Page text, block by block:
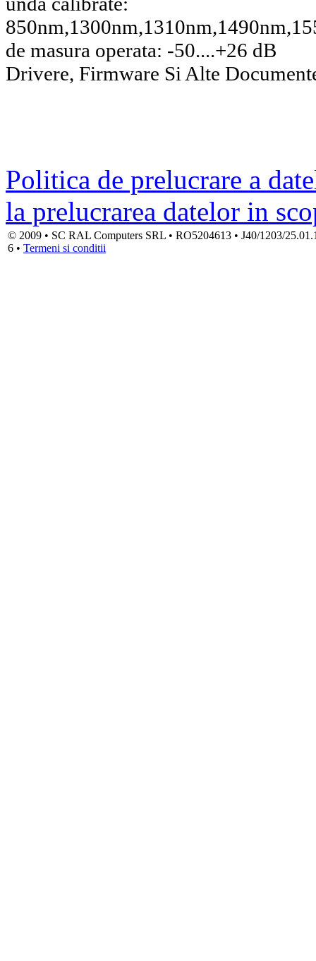
de masura operata: -50....+26 dB
Drivere, Firmware Si Alte
Politica de prelucrare a
la prelucrarea datelor in
© 2009 • SC RAL Computers SRL • RO5204613 • J40/1203/
6 • Termeni si conditii